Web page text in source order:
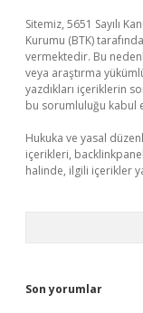
Sitemiz, 5651 Sayılı
Kurumu (BTK)
vermektedir. Bu
veya araştırma
yazdıkları içeriklerin
bu sorumluluğu kabul
Hukuka ve yasal
içerikleri,
halinde, ilgili içerikler
Son yorumlar